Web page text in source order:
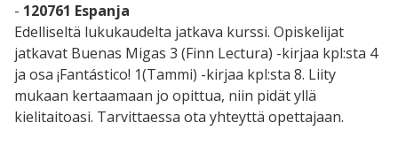
- 120761 Espanja
Edelliseltä lukukaudelta jatkava kurssi. Opiskelijat
jatkavat Buenas Migas 3 (Finn Lectura) -kirjaa kpl:sta 4
ja osa ¡Fantástico! 1(Tammi) -kirjaa kpl:sta 8. Liity
mukaan kertaamaan jo opittua, niin pidät yllä
kielitaitoasi. Tarvittaessa ota yhteyttä opettajaan.